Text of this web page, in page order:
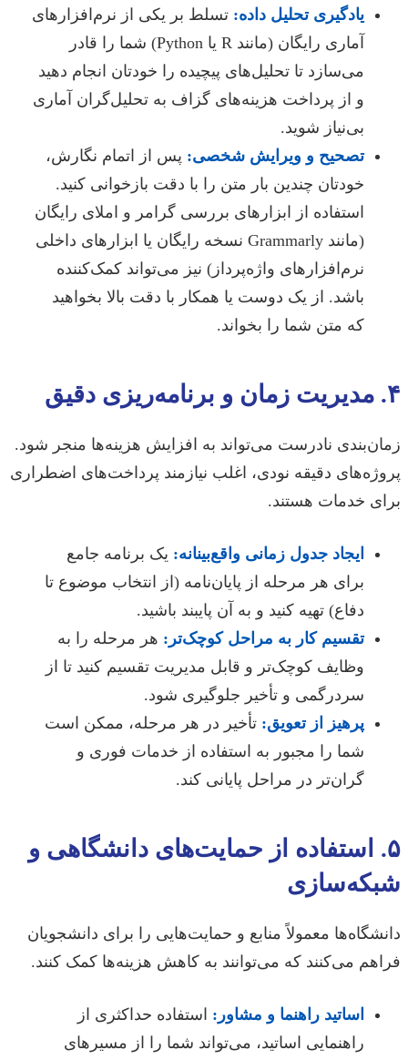
یادگیری تحلیل داده: تسلط بر یکی از نرم‌افزارهای
آماری رایگان (مانند R یا Python) شما را قادر
می‌سازد تا تحلیل‌های پیچیده را خودتان انجام دهید
و از پرداخت هزینه‌های گزاف به تحلیل‌گران آماری
بی‌نیاز شوید.
تصحیح و ویرایش شخصی: پس از اتمام نگارش،
خودتان چندین بار متن را با دقت بازخوانی کنید.
استفاده از ابزارهای بررسی گرامر و املای رایگان
(مانند Grammarly نسخه رایگان یا ابزارهای داخلی
نرم‌افزارهای واژه‌پرداز) نیز می‌تواند کمک‌کننده
باشد. از یک دوست یا همکار با دقت بالا بخواهید
که متن شما را بخواند.
۴. مدیریت زمان و برنامه‌ریزی دقیق
زمان‌بندی نادرست می‌تواند به افزایش هزینه‌ها منجر شود.
پروژه‌های دقیقه نودی، اغلب نیازمند پرداخت‌های اضطراری
برای خدمات هستند.
ایجاد جدول زمانی واقع‌بینانه: یک برنامه جامع
برای هر مرحله از پایان‌نامه (از انتخاب موضوع تا
دفاع) تهیه کنید و به آن پایبند باشید.
تقسیم کار به مراحل کوچک‌تر: هر مرحله را به
وظایف کوچک‌تر و قابل مدیریت تقسیم کنید تا از
سردرگمی و تأخیر جلوگیری شود.
پرهیز از تعویق: تأخیر در هر مرحله، ممکن است
شما را مجبور به استفاده از خدمات فوری و
گران‌تر در مراحل پایانی کند.
۵. استفاده از حمایت‌های دانشگاهی و
شبکه‌سازی
دانشگاه‌ها معمولاً منابع و حمایت‌هایی را برای دانشجویان
فراهم می‌کنند که می‌توانند به کاهش هزینه‌ها کمک کنند.
اساتید راهنما و مشاور: استفاده حداکثری از
راهنمایی اساتید، می‌تواند شما را از مسیرهای